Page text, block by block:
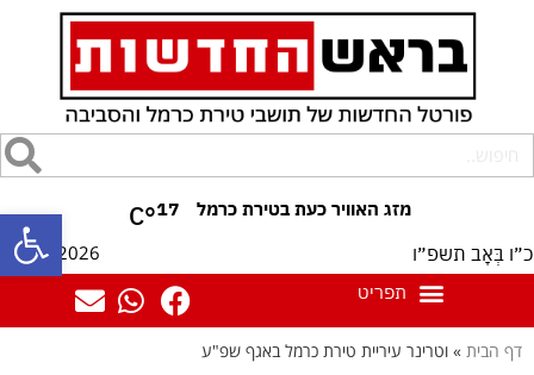
פתח 17
°C
כ״ו בְּאָב תשפ״ו 09/08/2026
דף הבית » וטרינר עיריית טירת כרמל באגף שפ"ע